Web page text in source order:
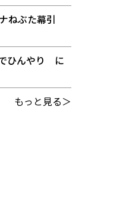
ねぶた幕引
ひんやり に
もっと見る＞